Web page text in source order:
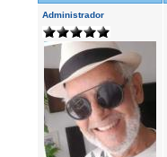
Administrador